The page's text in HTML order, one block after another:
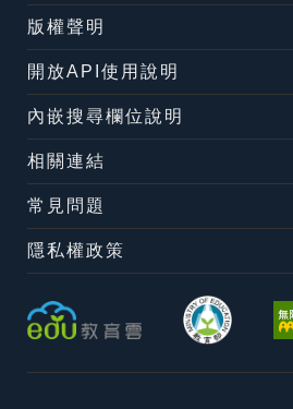
版權聲明
開放API使用說明
內嵌搜尋欄位說明
相關連結
常見問題
隱私權政策